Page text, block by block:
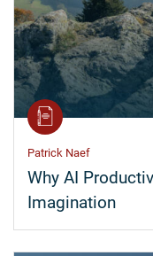
Patrick Naef
Why AI
Imagination